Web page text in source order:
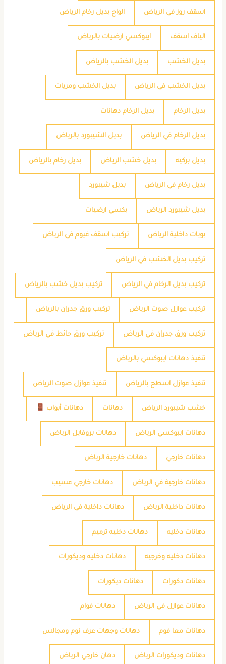
اسقف روز في الرياض الواح بديل رخام الرياض
الياف اسقف ايبوكسي ارضيات بالرياض
بديل الخشب بديل الخشب بالرياض
بديل الخشب في الرياض بديل الخشب ومريات
بديل الرخام بديل الرخام دهانات
بديل الرخام في الرياض بديل الشيبورد بالرياض
بديل بركيه بديل خشب الرياض بديل رخام بالرياض
بديل رخام في الرياض بديل شيبورد
بديل شيبورد الرياض بكسي ارضيات
بويات داخلية الرياض تركيب اسقف غيوم في الرياض
تركيب بديل الخشب في الرياض
تركيب بديل الرخام في الرياض تركيب بديل خشب بالرياض
تركيب عوازل صوت الرياض تركيب ورق جدران بالرياض
تركيب ورق جدران في الرياض تركيب ورق حائط في الرياض
تنفيذ دهانات ايبوكسي بالرياض
تنفيذ عوازل اسطح بالرياض تنفيذ عوازل صوت الرياض
خشب شيبورد الرياض دهانات دهانات أبواب
دهانات ايبوكسي الرياض دهانات بروفايل الرياض
دهانات خارجي دهانات خارجية الرياض
دهانات خارجية في الرياض دهانات خارجي عسيب
دهانات داخلية الرياض دهانات داخلية في الرياض
دهانات دخليه دهانات دخليه ترميم
دهانات دخليه وخرجيه دهانات دخليه وديكورات
دهانات دكورات دهانات ديكورات
دهانات عوازل في الرياض دهانات فوام
دهانات معا فوم دهانات وجهات عرف نوم ومجالس
دهانات وديكورات الرياض دهان خارجي الرياض